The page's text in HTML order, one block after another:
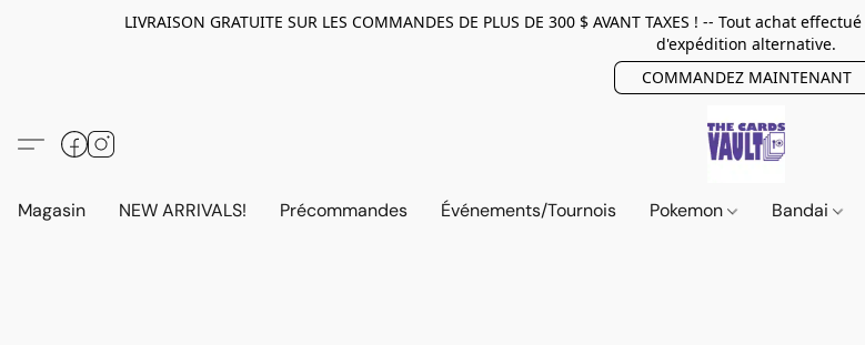
LIVRAISON GRATUITE SUR LES COMMANDES DE PLUS DE 300 $ AVANT TAXES ! -- Tout achat
d'expédition alternative.
COMMANDEZ MAINTENANT
Magasin NEW ARRIVALS! Précommandes Événements/Tournois Pokemon Bandai